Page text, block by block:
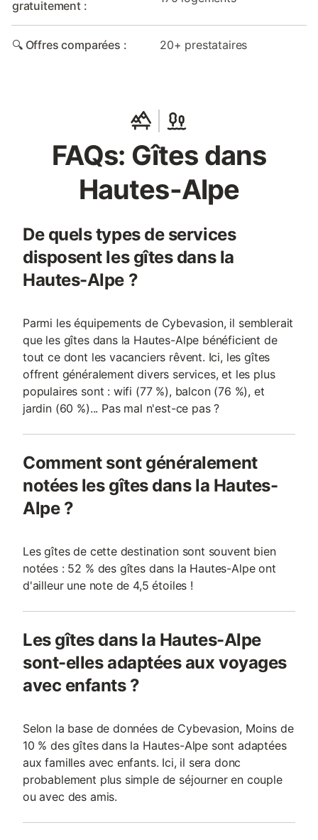
gratuitement :
🔍 Offres comparées : 20+ prestataires
FAQs: Gîtes dans
Hautes-Alpe
De quels types de services
disposent les gîtes dans la
Hautes-Alpe ?
Parmi les équipements de Cybevasion, il semblerait
que les gîtes dans la Hautes-Alpe bénéficient de
tout ce dont les vacanciers rêvent. Ici, les gîtes
offrent généralement divers services, et les plus
populaires sont : wifi (77 %), balcon (76 %), et
jardin (60 %)... Pas mal n'est-ce pas ?
Comment sont généralement
notées les gîtes dans la Hautes-
Alpe ?
Les gîtes de cette destination sont souvent bien
notées : 52 % des gîtes dans la Hautes-Alpe ont
d'ailleur une note de 4,5 étoiles !
Les gîtes dans la Hautes-Alpe
sont-elles adaptées aux voyages
avec enfants ?
Selon la base de données de Cybevasion, Moins de
10 % des gîtes dans la Hautes-Alpe sont adaptées
aux familles avec enfants. Ici, il sera donc
probablement plus simple de séjourner en couple
ou avec des amis.